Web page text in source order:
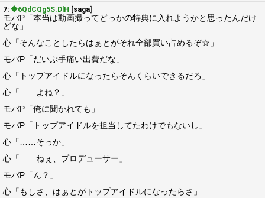
7: ◆6QdCQg5S.DlH [saga]
モバP「本当は動画撮ってどっかの特典に入れようかと思ったんだけ
どな」
心「そんなことしたらはぁとがそれ全部買い占めるぞ☆」
モバP「だいぶ手痛い出費だな」
心「トップアイドルになったらそんくらいできるだろ」
心「……よね？」
モバP「俺に聞かれても」
モバP「トップアイドルを担当してたわけでもないし」
心「……そっか」
心「……ねぇ、プロデューサー」
モバP「ん？」
心「もしさ、はぁとがトップアイドルになったらさ」